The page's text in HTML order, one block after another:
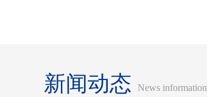
新闻动态 News information